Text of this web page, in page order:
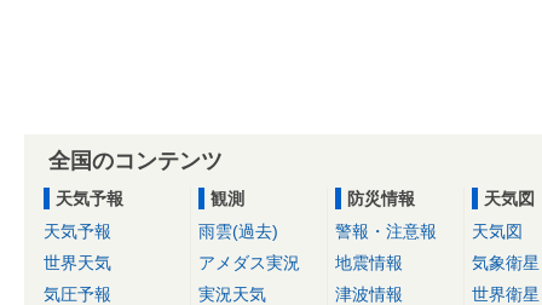
全国のコンテンツ
天気予報
天気予報
世界天気
気圧予報
観測
雨雲(過去)
アメダス実況
実況天気
防災情報
警報・注意報
地震情報
津波情報
天気図
天気図
気象衛星
世界衛星